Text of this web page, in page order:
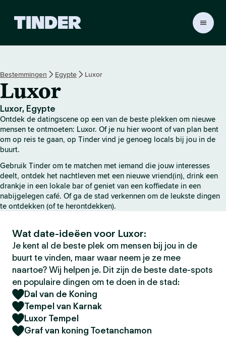
r
e
p
a
n
a
Bestemmingen Egypte Luxor
Luxor
Luxor, Egypte
Ontdek de datingscene op een van de beste plekken om nieuwe
mensen te ontmoeten: Luxor. Of je nu hier woont of van plan bent
om op reis te gaan, op Tinder vind je genoeg locals bij jou in de
buurt.
Gebruik Tinder om te matchen met iemand die jouw interesses
deelt, ontdek het nachtleven met een nieuwe vriend(in), drink een
drankje in een lokale bar of geniet van een koffiedate in een
nabijgelegen café. Of ga de stad verkennen om de leukste dingen
te ontdekken (of te herontdekken).
Wat date-ideëen voor Luxor:
Je kent al de beste plek om mensen bij jou in de
buurt te vinden, maar waar neem je ze mee
naartoe? Wij helpen je. Dit zijn de beste date-spots
en populaire dingen om te doen in de stad:
Dal van de Koning
Tempel van Karnak
Luxor Tempel
Graf van koning Toetanchamon